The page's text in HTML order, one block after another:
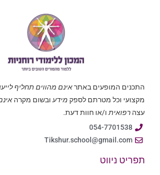
התכנים המופעים באתראינם מהווים תחליף
מקצועי וכל מטרתם לספק מידעובשום מקרה
עצה רפואיתו/או חוות דעת.
054-7701538
Tikshur.school@gmail.com
תפריט ניווט